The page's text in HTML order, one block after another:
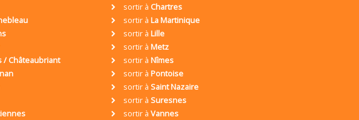
sortir à Chartres
sortir à La Martinique
sortir à Lille
sortir à Metz
/ Châteaubriant sortir à Nîmes
sortir à Pontoise
sortir à Saint Nazaire
sortir à Suresnes
sortir à Vannes